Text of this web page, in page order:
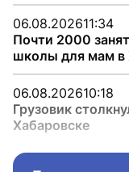
06.08.202611:34
Почти 2000
школы для мам в
06.08.202610:18
Грузовик
Хабаровске